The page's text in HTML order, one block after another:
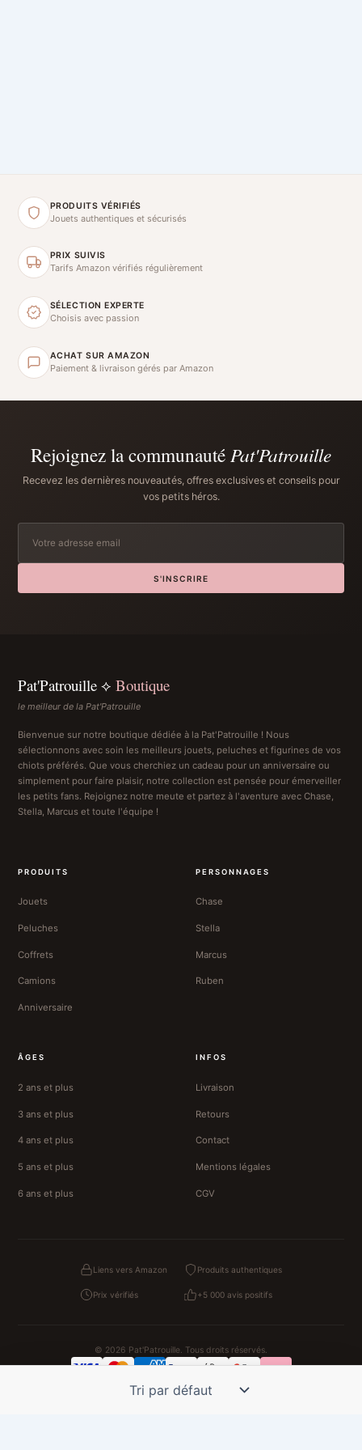
PRODUITS VÉRIFIÉS
Jouets authentiques et sécurisés
PRIX SUIVIS
Tarifs Amazon vérifiés régulièrement
SÉLECTION EXPERTE
Choisis avec passion
ACHAT SUR AMAZON
Paiement & livraison gérés par Amazon
Rejoignez la communauté Pat'Patrouille
Recevez les dernières nouveautés, offres exclusives et conseils pour
vos petits héros.
S'INSCRIRE
Pat'Patrouille ⟡ Boutique
le meilleur de la Pat'Patrouille
Bienvenue sur notre boutique dédiée à la Pat'Patrouille ! Nous
sélectionnons avec soin les meilleurs jouets, peluches et figurines de vos
chiots préférés. Que vous cherchiez un cadeau pour un anniversaire ou
simplement pour faire plaisir, notre collection est pensée pour émerveiller
les petits fans. Rejoignez notre meute et partez à l'aventure avec Chase,
Stella, Marcus et toute l'équipe !
PRODUITS
Jouets
Peluches
Coffrets
Camions
Anniversaire
PERSONNAGES
Chase
Stella
Marcus
Ruben
ÂGES
2 ans et plus
3 ans et plus
4 ans et plus
5 ans et plus
6 ans et plus
INFOS
Livraison
Retours
Contact
Mentions légales
CGV
Liens vers Amazon Produits authentiques
Prix vérifiés +5 000 avis positifs
© 2026 Pat'Patrouille. Tous droits réservés.
Confidentialité Cookies Mentions légales